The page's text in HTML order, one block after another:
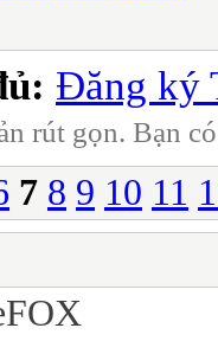
Đăng ký
rút gọn. Bạn
7 8 9 10 11